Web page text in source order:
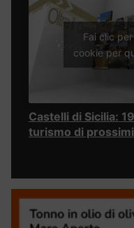
Fai clic
cookie per
Castelli di Sicilia:
turismo di